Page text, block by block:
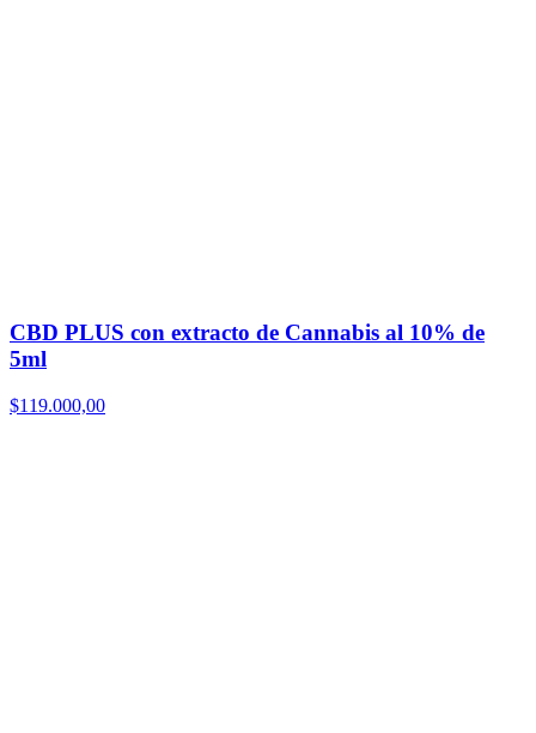
CBD PLUS con extracto de Cannabis al 10% de
5ml
$119.000,00